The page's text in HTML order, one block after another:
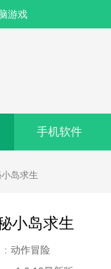
游戏
手机软件
岛求生
小岛求生
动作冒险